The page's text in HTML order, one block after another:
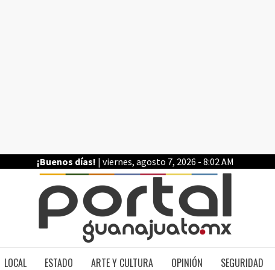
¡Buenos días! | viernes, agosto 7, 2026 - 8:02 AM
LOCAL ESTADO ARTE Y CULTURA OPINIÓN SEGURIDAD